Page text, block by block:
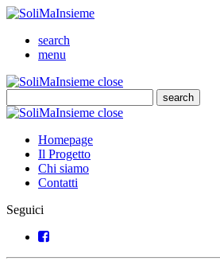
SoliMaInsieme
search
menu
SoliMaInsieme
closeClose
search
Cerca
SoliMaInsieme
closeClose
Homepage
Il Progetto
Chi siamo
Contatti
Seguici
Facebook